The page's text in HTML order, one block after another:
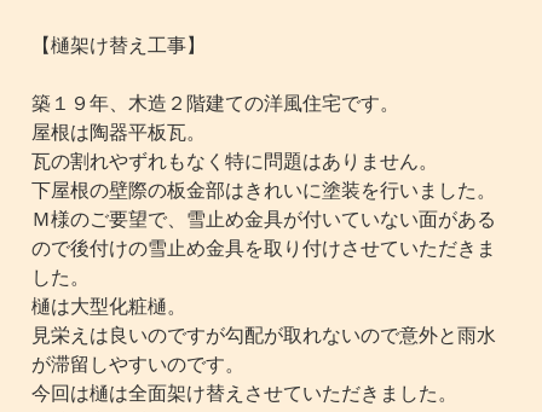
【樋架け替え工事】
築１９年、木造２階建ての洋風住宅です。
屋根は陶器平板瓦。
瓦の割れやずれもなく特に問題はありません。
下屋根の壁際の板金部はきれいに塗装を行いました。
Ｍ様のご要望で、雪止め金具が付いていない面がある
ので後付けの雪止め金具を取り付けさせていただきま
した。
樋は大型化粧樋。
見栄えは良いのですが勾配が取れないので意外と雨水
が滞留しやすいのです。
今回は樋は全面架け替えさせていただきました。